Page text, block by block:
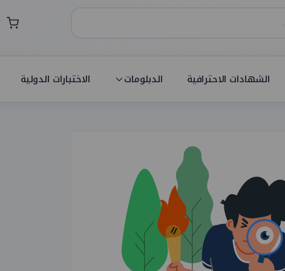
الشهادات الاحترافية الدبلومات الاختبارات الدولية